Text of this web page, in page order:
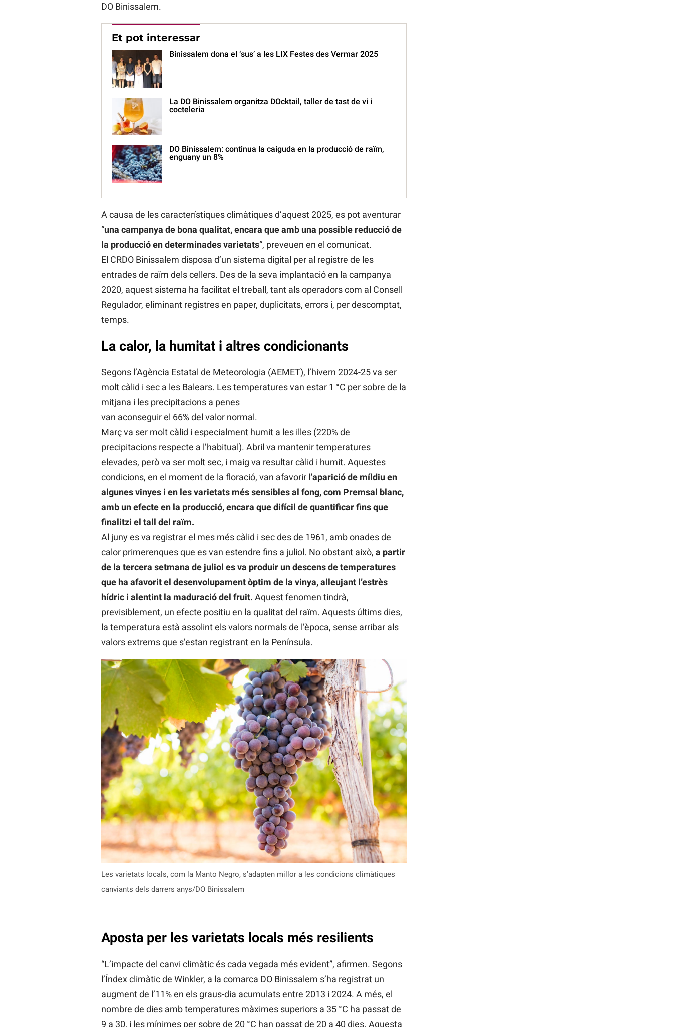
DO Binissalem.
Et pot interessar
Binissalem dona el ‘sus’ a les LIX Festes des Vermar 2025
La DO Binissalem organitza DOcktail, taller de tast de vi i
cocteleria
DO Binissalem: continua la caiguda en la producció de raïm,
enguany un 8%
A causa de les característiques climàtiques d’aquest 2025, es pot aventurar
“una campanya de bona qualitat, encara que amb una possible reducció de
la producció en determinades varietats“, preveuen en el comunicat.
El CRDO Binissalem disposa d’un sistema digital per al registre de les
entrades de raïm dels cellers. Des de la seva implantació en la campanya
2020, aquest sistema ha facilitat el treball, tant als operadors com al Consell
Regulador, eliminant registres en paper, duplicitats, errors i, per descomptat,
temps.
La calor, la humitat i altres condicionants
Segons l’Agència Estatal de Meteorologia (AEMET), l’hivern 2024-25 va ser
molt càlid i sec a les Balears. Les temperatures van estar 1 °C per sobre de la
mitjana i les precipitacions a penes
van aconseguir el 66% del valor normal.
Març va ser molt càlid i especialment humit a les illes (220% de
precipitacions respecte a l’habitual). Abril va mantenir temperatures
elevades, però va ser molt sec, i maig va resultar càlid i humit. Aquestes
condicions, en el moment de la floració, van afavorir l‘aparició de míldiu en
algunes vinyes i en les varietats més sensibles al fong, com Premsal blanc,
amb un efecte en la producció, encara que difícil de quantificar fins que
finalitzi el tall del raïm.
Al juny es va registrar el mes més càlid i sec des de 1961, amb onades de
calor primerenques que es van estendre fins a juliol. No obstant això, a partir
de la tercera setmana de juliol es va produir un descens de temperatures
que ha afavorit el desenvolupament òptim de la vinya, alleujant l’estrès
hídric i alentint la maduració del fruit. Aquest fenomen tindrà,
previsiblement, un efecte positiu en la qualitat del raïm. Aquests últims dies,
la temperatura està assolint els valors normals de l’època, sense arribar als
valors extrems que s’estan registrant en la Península.
Les varietats locals, com la Manto Negro, s’adapten millor a les condicions climàtiques
canviants dels darrers anys/DO Binissalem
Aposta per les varietats locals més resilients
“L’impacte del canvi climàtic és cada vegada més evident”, afirmen. Segons
l’Índex climàtic de Winkler, a la comarca DO Binissalem s’ha registrat un
augment de l’11% en els graus-dia acumulats entre 2013 i 2024. A més, el
nombre de dies amb temperatures màximes superiors a 35 °C ha passat de
9 a 30, i les mínimes per sobre de 20 °C han passat de 20 a 40 dies. Aquesta